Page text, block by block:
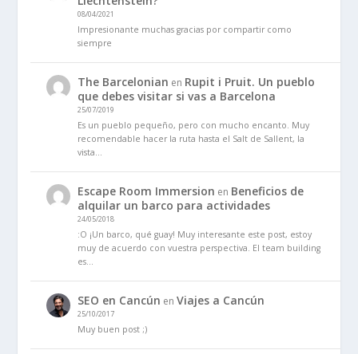
08/04/2021
Impresionante muchas gracias por compartir como
siempre
The Barcelonian en Rupit i Pruit. Un pueblo
que debes visitar si vas a Barcelona
25/07/2019
Es un pueblo pequeño, pero con mucho encanto. Muy
recomendable hacer la ruta hasta el Salt de Sallent, la
vista…
Escape Room Immersion en Beneficios de
alquilar un barco para actividades
24/05/2018
:O ¡Un barco, qué guay! Muy interesante este post, estoy
muy de acuerdo con vuestra perspectiva. El team building
es…
SEO en Cancún enViajes a Cancún
25/10/2017
Muy buen post ;)